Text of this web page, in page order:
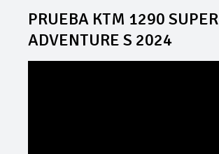
PRUEBA KTM 1290 SUPER
ADVENTURE S 2024